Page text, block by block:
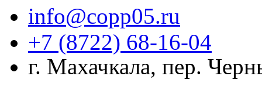
info@copp05.ru
+7 (8722) 68-16-04
г. Махачкала, пер.